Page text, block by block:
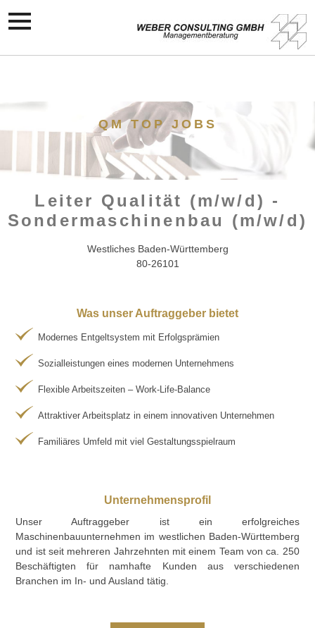
QM TOP JOBS
Leiter Qualität (m/w/d) -
Sondermaschinenbau (m/w/d)
Westliches Baden-Württemberg
80-26101
Was unser Auftraggeber bietet
Modernes Entgeltsystem mit Erfolgsprämien
Sozialleistungen eines modernen Unternehmens
Flexible Arbeitszeiten – Work-Life-Balance
Attraktiver Arbeitsplatz in einem innovativen Unternehmen
Familiäres Umfeld mit viel Gestaltungsspielraum
Unternehmensprofil
Unser Auftraggeber ist ein erfolgreiches
Maschinenbauunternehmen im westlichen Baden-Württemberg
und ist seit mehreren Jahrzehnten mit einem Team von ca. 250
Beschäftigten für namhafte Kunden aus verschiedenen
Branchen im In- und Ausland tätig.